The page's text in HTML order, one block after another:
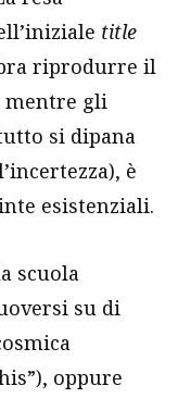
title
riprodurre il
mentre gli
si dipana
è
esistenziali.
scuola
su di
oppure